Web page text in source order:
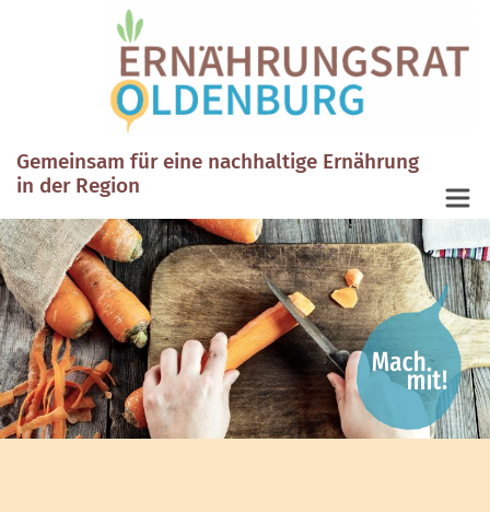
Gemeinsam für eine nachhaltige Ernährung
in der Region